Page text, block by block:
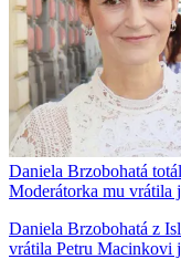
Daniela Brzobohatá
Moderátorka mu vrátila
Daniela Brzobohatá z
vrátila Petru Macinkovi